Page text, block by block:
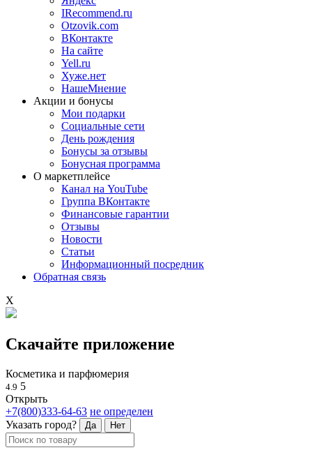
IRecommend.ru
Otzovik.com
ВКонтакте
На сайте
Yell.ru
Хуже.нет
НашеМнение
Акции и бонусы
Мои подарки
Социальные сети
День рождения
Бонусы за отзывы
Бонусная программа
О маркетплейсе
Канал на YouTube
Группа ВКонтакте
Финансовые гарантии
Отзывы
Новости
Статьи
Информационный посредник
Обратная связь
X
Скачайте приложение
Косметика и парфюмерия
4.9 5
Открыть
+7(800)333-64-63 не определен
Указать город?
Да Нет